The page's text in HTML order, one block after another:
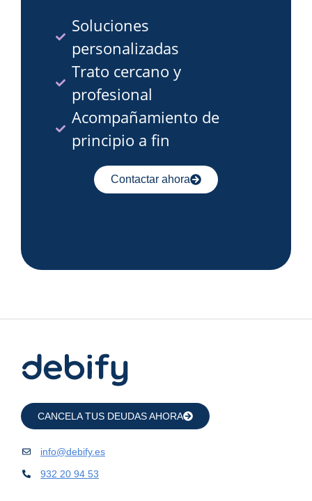
Soluciones
personalizadas
Trato cercano y
profesional
Acompañamiento de
principio a fin
Contactar ahora
CANCELA TUS DEUDAS AHORA
info@debify.es
932 20 94 53